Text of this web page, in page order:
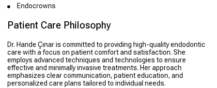
Endocrowns
Patient Care Philosophy
Dr. Hande Çınar is committed to providing high-quality endodontic
care with a focus on patient comfort and satisfaction. She
employs advanced techniques and technologies to ensure
effective and minimally invasive treatments. Her approach
emphasizes clear communication, patient education, and
personalized care plans tailored to individual needs.